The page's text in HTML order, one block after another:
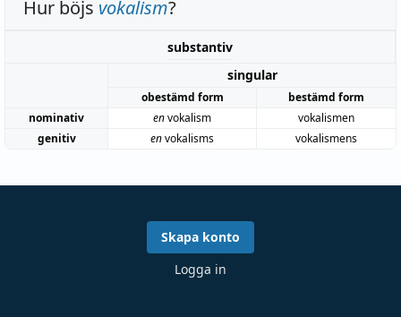
Hur böjs vokalism?
substantiv
singular
obestämd form
bestämd form
nominativ
envokalism
vokalismen
genitiv
envokalisms vokalismens
Skapa konto
Logga in